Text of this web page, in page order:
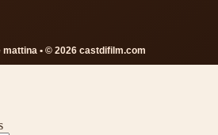
mattina • © 2026 castdifilm.com